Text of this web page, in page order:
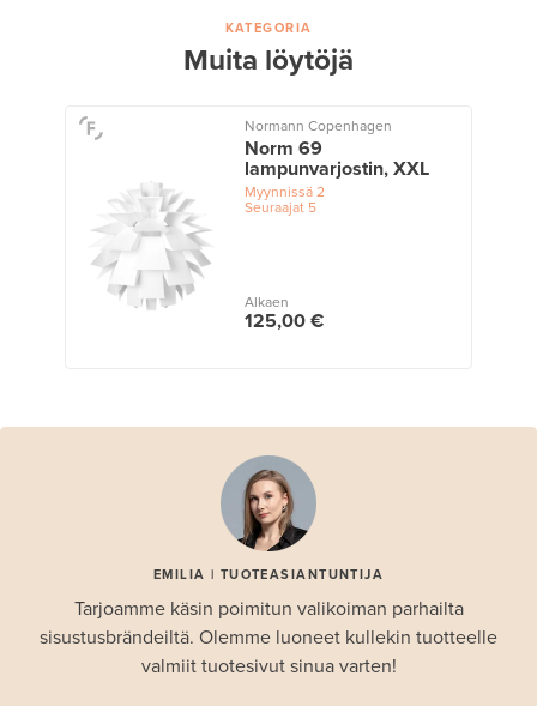
KATEGORIA
Muita löytöjä
Normann Copenhagen
Norm 69
lampunvarjostin, XXL
Myynnissä2
Seuraajat 5
Alkaen
125,00 €
EMILIA | TUOTEASIANTUNTIJA
Tarjoamme käsin poimitun valikoiman parhailta
sisustusbrändeiltä. Olemme luoneet kullekin tuotteelle
valmiit tuotesivut sinua varten!